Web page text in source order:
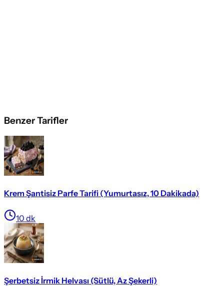
Benzer Tarifler
Krem Şantisiz Parfe Tarifi (Yumurtasız, 10 Dakikada)
10 dk
Şerbetsiz İrmik Helvası (Sütlü, Az Şekerli)